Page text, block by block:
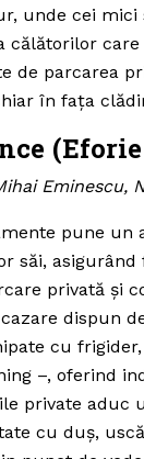
unde cei mici
călătorilor care
de parcarea
în fața
Eminescu,
pune un
săi,
privată și
dispun
cu
–, oferind
private aduc
cu duș,